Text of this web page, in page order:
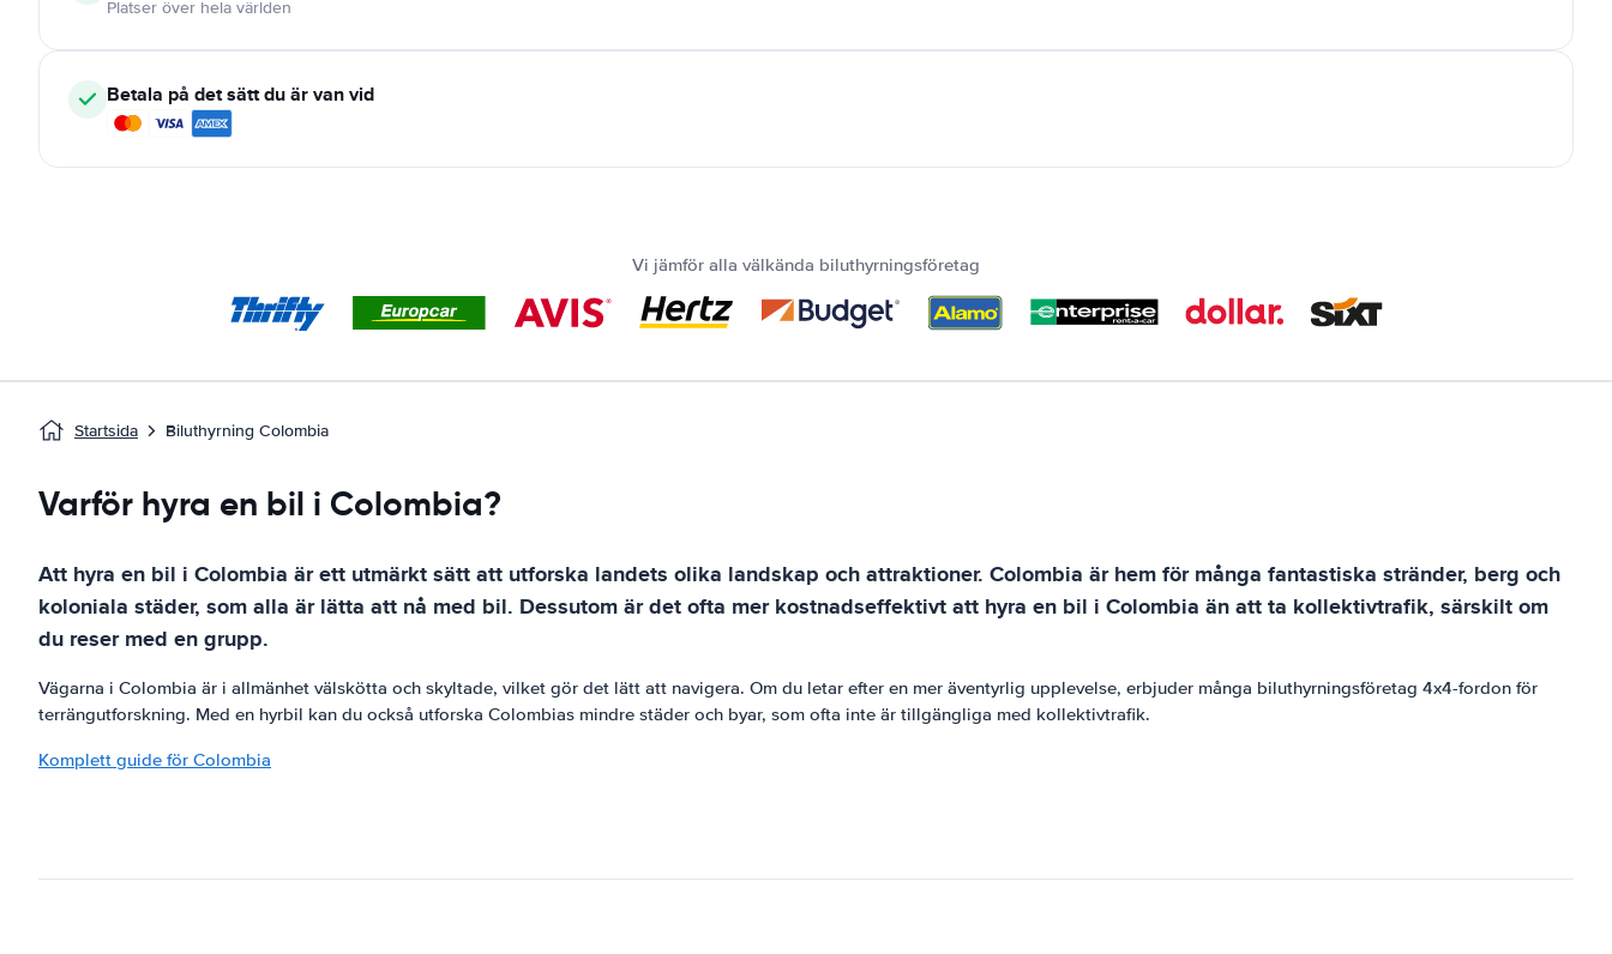
Platser över hela världen
Betala på det sätt du är van vid
Vi jämför alla välkända biluthyrningsföretag
Startsida Biluthyrning Colombia
Varför hyra en bil i Colombia?
Att hyra en bil i Colombia är ett utmärkt sätt att utforska landets olika landskap och attraktioner. Colombia är hem för många fantastiska stränder, berg och
koloniala städer, som alla är lätta att nå med bil. Dessutom är det ofta mer kostnadseffektivt att hyra en bil i Colombia än att ta kollektivtrafik, särskilt om
du reser med en grupp.
Vägarna i Colombia är i allmänhet välskötta och skyltade, vilket gör det lätt att navigera. Om du letar efter en mer äventyrlig upplevelse, erbjuder många biluthyrningsföretag 4x4-fordon för
terrängutforskning. Med en hyrbil kan du också utforska Colombias mindre städer och byar, som ofta inte är tillgängliga med kollektivtrafik.
Komplett guide för Colombia